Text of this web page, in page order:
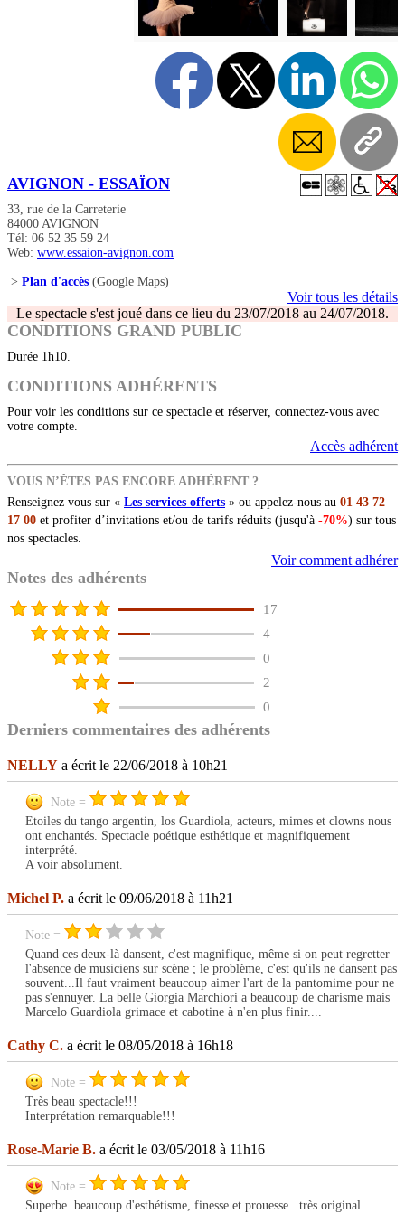
AVIGNON - ESSAÏON
33, rue de la Carreterie
84000 AVIGNON
Tél: 06 52 35 59 24
Web: www.essaion-avignon.com
> Plan d'accès (Google Maps)
Voir tous les détails
Le spectacle s'est joué dans ce lieu du 23/07/2018 au 24/07/2018.
CONDITIONS GRAND PUBLIC
Durée 1h10.
CONDITIONS ADHÉRENTS
Pour voir les conditions sur ce spectacle et réserver, connectez-vous avec
votre compte.
Accès adhérent
VOUS N’ÊTES PAS ENCORE ADHÉRENT ?
Renseignez vous sur « Les services offerts » ou appelez-nous au 01 43 72
17 00 et profiter d’invitations et/ou de tarifs réduits (jusqu'à -70%) sur tous
nos spectacles.
Voir comment adhérer
Notes des adhérents
17
4
0
2
0
Derniers commentaires des adhérents
NELLY a écrit le 22/06/2018 à 10h21
Note =
Etoiles du tango argentin, los Guardiola, acteurs, mimes et clowns nous
ont enchantés. Spectacle poétique esthétique et magnifiquement
interprété.
A voir absolument.
Michel P. a écrit le 09/06/2018 à 11h21
Note =
Quand ces deux-là dansent, c'est magnifique, même si on peut regretter
l'absence de musiciens sur scène ; le problème, c'est qu'ils ne dansent pas
souvent...Il faut vraiment beaucoup aimer l'art de la pantomime pour ne
pas s'ennuyer. La belle Giorgia Marchiori a beaucoup de charisme mais
Marcelo Guardiola grimace et cabotine à n'en plus finir....
Cathy C. a écrit le 08/05/2018 à 16h18
Note =
Très beau spectacle!!!
Interprétation remarquable!!!
Rose-Marie B. a écrit le 03/05/2018 à 11h16
Note =
Superbe..beaucoup d'esthétisme, finesse et prouesse...très original